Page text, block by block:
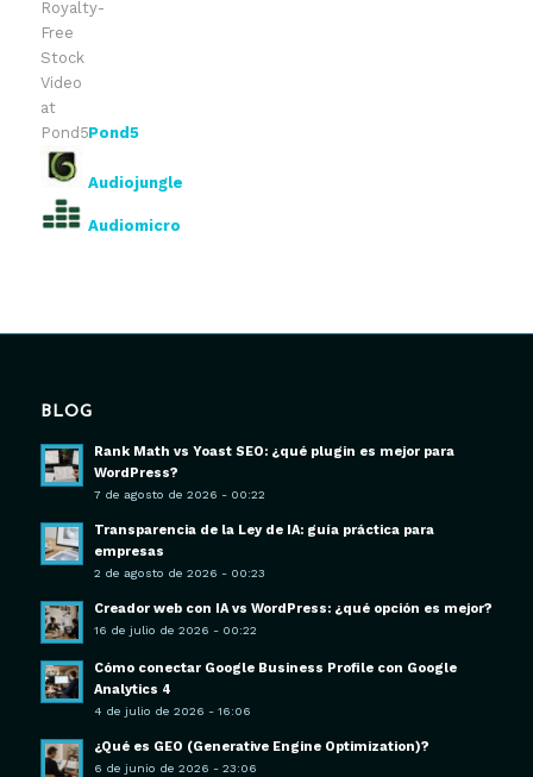
Pond5
Audiojungle
Audiomicro
BLOG
Rank Math vs Yoast SEO: ¿qué plugin es mejor para
WordPress?
7 de agosto de 2026 - 00:22
Transparencia de la Ley de IA: guía práctica para
empresas
2 de agosto de 2026 - 00:23
Creador web con IA vs WordPress: ¿qué opción es mejor?
16 de julio de 2026 - 00:22
Cómo conectar Google Business Profile con Google
Analytics 4
4 de julio de 2026 - 16:06
¿Qué es GEO (Generative Engine Optimization)?
6 de junio de 2026 - 23:06